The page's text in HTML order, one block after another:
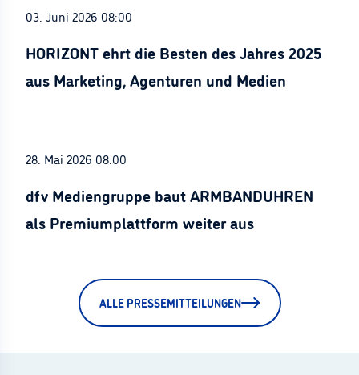
03. Juni 2026 08:00
HORIZONT ehrt die Besten des Jahres 2025
aus Marketing, Agenturen und Medien
28. Mai 2026 08:00
dfv Mediengruppe baut ARMBANDUHREN
als Premiumplattform weiter aus
ALLE PRESSEMITTEILUNGEN